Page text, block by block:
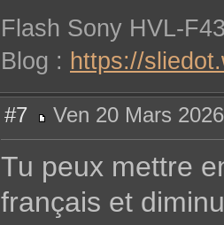
Flash Sony HVL-
Blog : https://
#7
e
Ven 20 Mars
Tu peux mettre
français et